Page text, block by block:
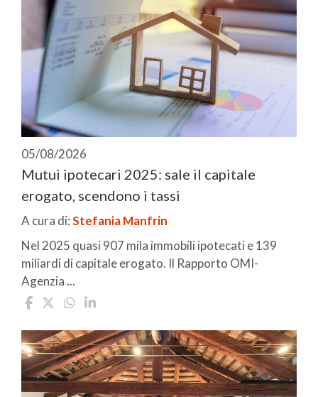
05/08/2026
Mutui ipotecari 2025: sale il capitale
erogato, scendono i tassi
A cura di:Stefania Manfrin
Nel 2025 quasi 907 mila immobili ipotecati e 139
miliardi di capitale erogato. Il Rapporto OMI-
Agenzia ...